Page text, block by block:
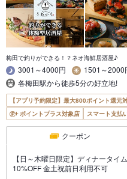
梅田で釣りができる！？ネオ海鮮居酒屋♪
3001～4000円
1501～2000
各梅田駅から徒歩5分の好立地!
【アプリ予約限定】最大800ポイント還元
ポイントプラス対象店
スマート支払
クーポン
【日～木曜日限定】ディナータ
10%OFF 金土祝前日利用不可